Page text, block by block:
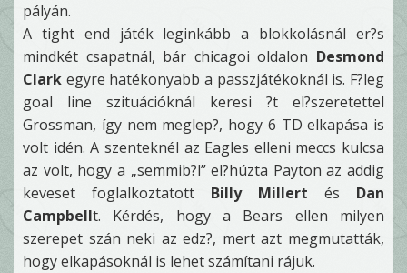
pályán.
A tight end játék leginkább a blokkolásnál er?s
mindkét csapatnál, bár chicagoi oldalon Desmond
Clark egyre hatékonyabb a passzjátékoknál is. F?leg
goal line szituációknál keresi ?t el?szeretettel
Grossman, így nem meglep?, hogy 6 TD elkapása is
volt idén. A szenteknél az Eagles elleni meccs kulcsa
az volt, hogy a „semmib?l” el?húzta Payton az addig
keveset foglalkoztatott Billy Millert és Dan
Campbellt. Kérdés, hogy a Bears ellen milyen
szerepet szán neki az edz?, mert azt megmutatták,
hogy elkapásoknál is lehet számítani rájuk.